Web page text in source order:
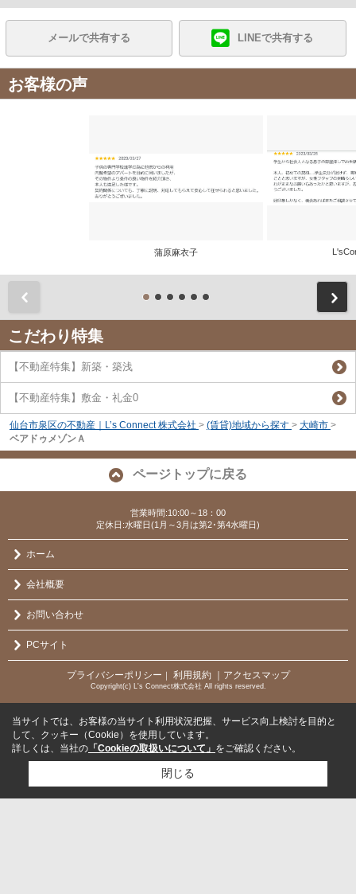
メールで共有する LINEで共有する
お客様の声
蒲原麻衣子
こだわり特集
【不動産特集】新築・築浅
【不動産特集】敷金・礼金0
仙台市泉区の不動産｜L’s Connect 株式会社 > (賃貸)地域から探す > 大崎市 >
ベアドゥメゾンＡ
ページトップに戻る
営業時間:10:00～18：00
定休日:水曜日(1月～3月は第2･第4水曜日)
ホーム
会社概要
お問い合わせ
PCサイト
プライバシーポリシー 利用規約 ｜アクセスマップ
Copyright(c) L's Connect株式会社 All rights reserved.
当サイトでは、お客様の当サイト利用状況把握、サービス向上検討を目的と
して、クッキー（Cookie）を使用しています。
詳しくは、当社の 「Cookieの取扱いについて」 をご確認ください。
閉じる